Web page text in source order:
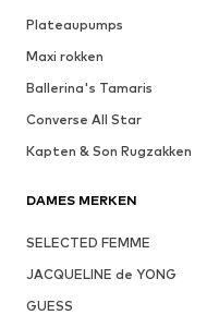
Plateaupumps
Maxi rokken
Ballerina's Tamaris
Converse All Star
Kapten & Son Rugzakken
DAMES MERKEN
SELECTED FEMME
JACQUELINE de YONG
GUESS